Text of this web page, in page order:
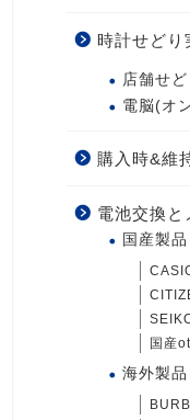
時計せどり
店舗せ
電脳(オ
購入時&維
電池交換と
国産製品
国産
海外製品